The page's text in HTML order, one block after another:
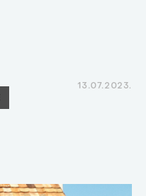
13.07.2023.